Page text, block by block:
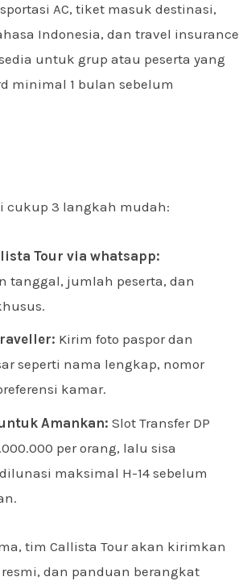
AC, tiket masuk destinasi,
Indonesia, dan travel insurance
untuk grup atau peserta yang
minimal 1 bulan sebelum
cukup 3 langkah mudah:
Tour via whatsapp:
tanggal, jumlah peserta, dan
Kirim foto paspor dan
seperti nama lengkap, nomor
kamar.
Amankan: Slot Transfer DP
per orang, lalu sisa
maksimal H-14 sebelum
tim Callista Tour akan kirimkan
dan panduan berangkat